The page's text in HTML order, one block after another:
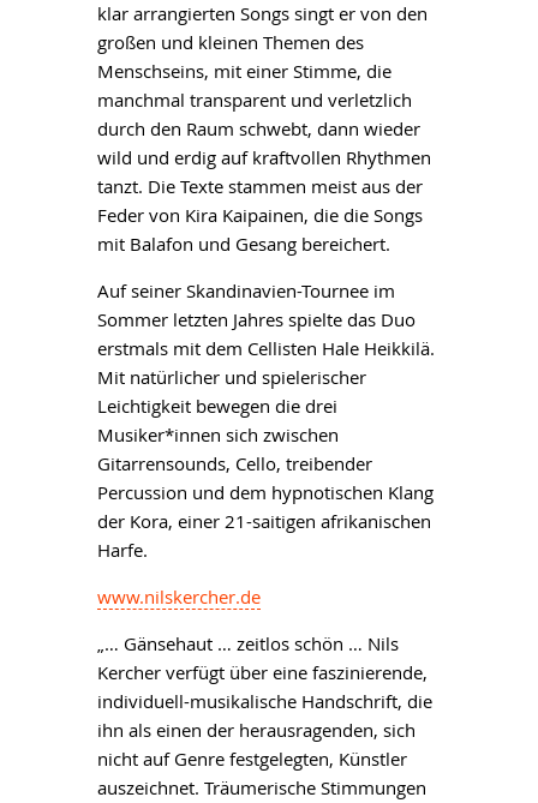
klar arrangierten Songs singt er von den
großen und kleinen Themen des
Menschseins, mit einer Stimme, die
manchmal transparent und verletzlich
durch den Raum schwebt, dann wieder
wild und erdig auf kraftvollen Rhythmen
tanzt. Die Texte stammen meist aus der
Feder von Kira Kaipainen, die die Songs
mit Balafon und Gesang bereichert.
Auf seiner Skandinavien-Tournee im
Sommer letzten Jahres spielte das Duo
erstmals mit dem Cellisten Hale Heikkilä.
Mit natürlicher und spielerischer
Leichtigkeit bewegen die drei
Musiker*innen sich zwischen
Gitarrensounds, Cello, treibender
Percussion und dem hypnotischen Klang
der Kora, einer 21-saitigen afrikanischen
Harfe.
www.nilskercher.de
„… Gänsehaut … zeitlos schön … Nils
Kercher verfügt über eine faszinierende,
individuell-musikalische Handschrift, die
ihn als einen der herausragenden, sich
nicht auf Genre festgelegten, Künstler
auszeichnet. Träumerische Stimmungen